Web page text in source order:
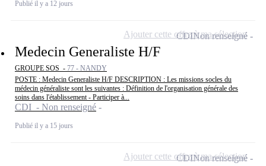
Publié il y a 12 jours
Medecin Generaliste H/F
GROUPE SOS - 77 - NANDY
POSTE : Medecin Generaliste H/F DESCRIPTION : Les missions socles du
médecin généraliste sont les suivantes : Définition de l'organisation générale des
soins dans l'établissement - Participer à...
CDI - Non renseigné
Publié il y a 15 jours
CDINon renseigné
Ajouter cette offre à ma sélection
CDINon renseigné
Ajouter cette offre à ma sélection